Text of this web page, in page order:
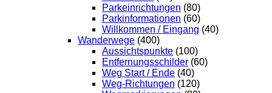
Parkeinrichtungen (80)
Parkinformationen (60)
Willkommen / Eingang (40)
Wanderwege (400)
Aussichtspunkte (100)
Entfernungsschilder (60)
Weg Start / Ende (40)
Weg-Richtungen (120)